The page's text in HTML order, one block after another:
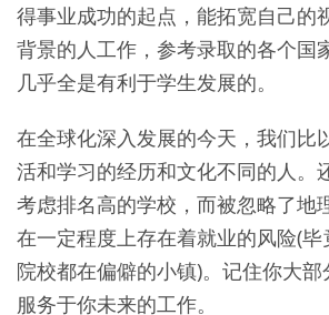
得事业成功的起点，能拓宽自己的
背景的人工作，参考录取的各个国
几乎全是有利于学生发展的。
在全球化深入发展的今天，我们比
活和学习的经历和文化不同的人。
考虑排名高的学校，而被忽略了地
在一定程度上存在着就业的风险(
院校都在偏僻的小镇)。记住你大
服务于你未来的工作。